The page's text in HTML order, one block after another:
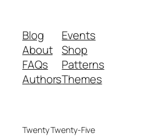
Blog
About
FAQs
Authors
Events
Shop
Patterns
Themes
Twenty Twenty-Five